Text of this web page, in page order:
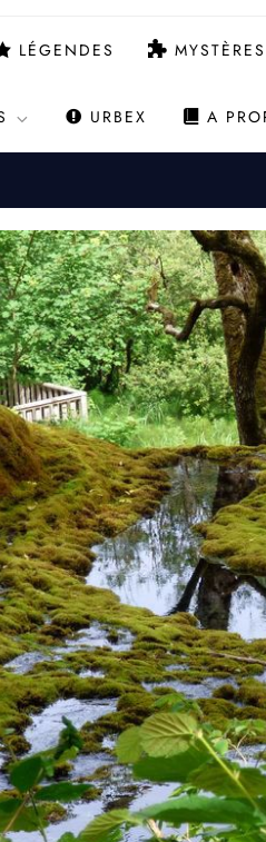
LÉGENDES MYSTÈRES
URBEX A